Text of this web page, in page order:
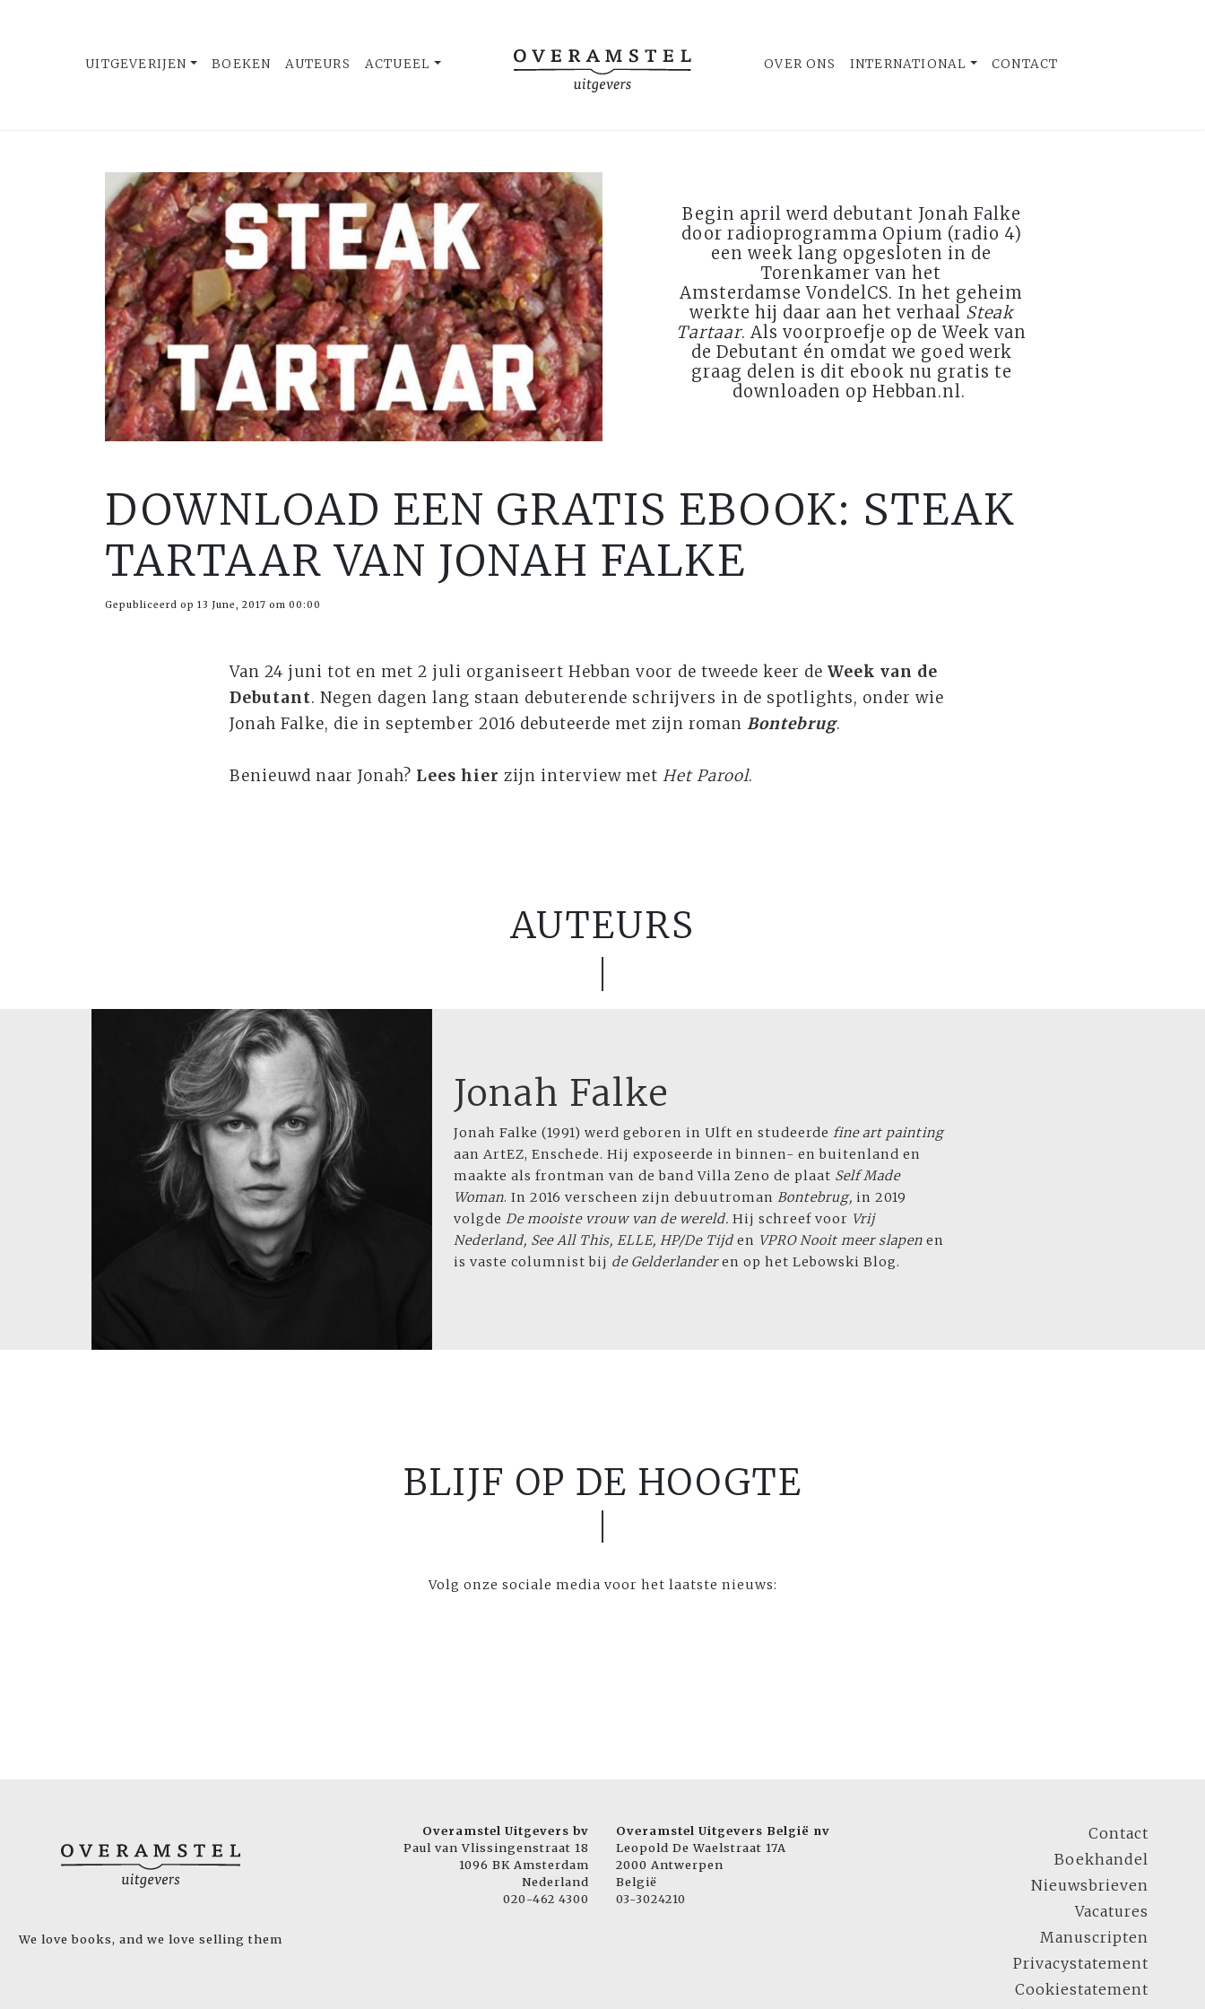
UITGEVERIJEN BOEKEN AUTEURS ACTUEEL OVER ONS INTERNATIONAL CONTACT
Begin april werd debutant Jonah Falke
door radioprogramma Opium (radio 4)
een week lang opgesloten in de
Torenkamer van het
Amsterdamse VondelCS. In het geheim
werkte hij daar aan het verhaal Steak
Tartaar. Als voorproefje op de Week van
de Debutant én omdat we goed werk
graag delen is dit ebook nu gratis te
downloaden op Hebban.nl.
DOWNLOAD EEN GRATIS EBOOK: STEAK
TARTAAR VAN JONAH FALKE
Gepubliceerd op 13 June, 2017 om 00:00
Van 24 juni tot en met 2 juli organiseert Hebban voor de tweede keer de Week van de
Debutant. Negen dagen lang staan debuterende schrijvers in de spotlights, onder wie
Jonah Falke, die in september 2016 debuteerde met zijn roman Bontebrug.
Benieuwd naar Jonah? Lees hier zijn interview met Het Parool.
AUTEURS
Jonah Falke
Jonah Falke (1991) werd geboren in Ulft en studeerde fine art painting
aan ArtEZ, Enschede. Hij exposeerde in binnen- en buitenland en
maakte als frontman van de band Villa Zeno de plaat Self Made
Woman. In 2016 verscheen zijn debuutroman Bontebrug, in 2019
volgde De mooiste vrouw van de wereld. Hij schreef voor Vrij
Nederland, See All This, ELLE, HP/De Tijd en VPRO Nooit meer slapen en
is vaste columnist bij de Gelderlanderen op het Lebowski Blog.
BLIJF OP DE HOOGTE
Volg onze sociale media voor het laatste nieuws:
We love books, and we love selling them
Overamstel Uitgevers bv
Paul van Vlissingenstraat 18
1096 BK Amsterdam
Nederland
020-462 4300
Overamstel Uitgevers België nv
Leopold De Waelstraat 17A
2000 Antwerpen
België
03-3024210
Contact
Boekhandel
Nieuwsbrieven
Vacatures
Manuscripten
Privacystatement
Cookiestatement